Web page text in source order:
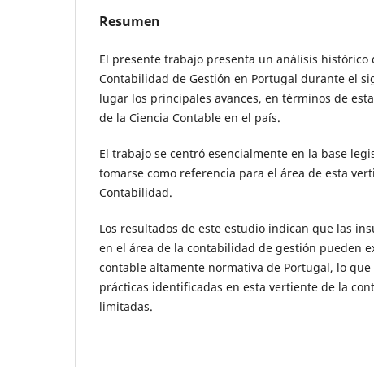
Resumen
El presente trabajo presenta un análisis histórico
Contabilidad de Gestión en Portugal durante el
lugar los principales avances, en términos de
de la Ciencia Contable en el país.
El trabajo se centró esencialmente en la base
tomarse como referencia para el área de esta
Contabilidad.
Los resultados de este estudio indican que las
en el área de la contabilidad de gestión pueden
contable altamente normativa de Portugal, lo
prácticas identificadas en esta vertiente de la
limitadas.